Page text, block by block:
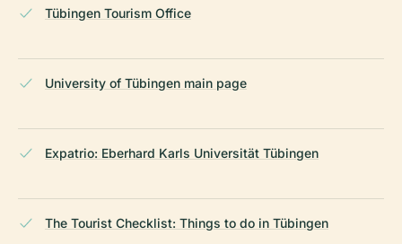
Tübingen Tourism Office
University of Tübingen main page
Expatrio: Eberhard Karls Universität Tübingen
The Tourist Checklist: Things to do in Tübingen